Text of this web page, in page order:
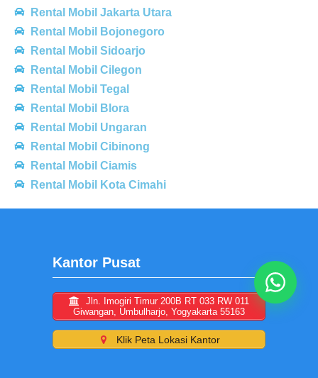
Rental Mobil Jakarta Utara
Rental Mobil Bojonegoro
Rental Mobil Sidoarjo
Rental Mobil Cilegon
Rental Mobil Tegal
Rental Mobil Blora
Rental Mobil Ungaran
Rental Mobil Cibinong
Rental Mobil Ciamis
Rental Mobil Kota Cimahi
Kantor Pusat
Jln. Imogiri Timur 200B RT 033 RW 011
Giwangan, Umbulharjo, Yogyakarta 55163
Klik Peta Lokasi Kantor